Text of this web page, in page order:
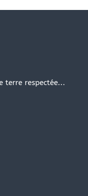
terre respectée...